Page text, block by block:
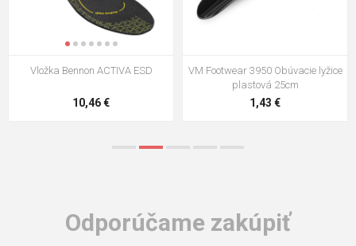
VM Footwear 3009 Vkladacia
5,21 €
VM Footwear 3102 Šnúrky ploché
0,79 €
Odporúčame zakúpiť